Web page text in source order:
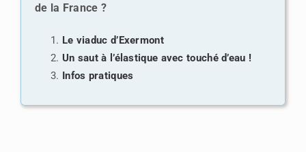
de la France ?
Le viaduc d’Exermont
Un saut à l’élastique avec touché d’eau !
Infos pratiques